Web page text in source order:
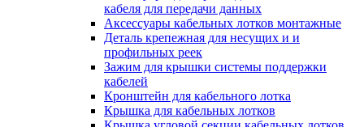
Короба кабельные
Короб распределительный
Материал монтажный
Держатель кабельный зажимной
Зажим балочный
Зажим/клипса для крепления труб
Скоба крепежная
Скоба с гвоздем
кабеля для передачи данных
Аксессуары кабельных лотков монтажные
Деталь крепежная для несущих и и
профильных реек
Зажим для крышки системы поддержки
кабелей
Кронштейн для кабельного лотка
Крышка для кабельных лотков